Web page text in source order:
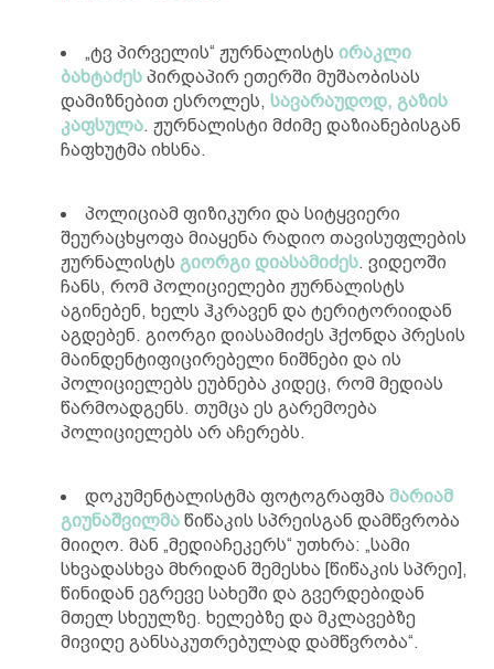
„ტვ პირველის“ ჟურნალისტს ირაკლი
ბახტაძეს პირდაპირ ეთერში მუშაობისას
დამიზნებით ესროლეს, სავარაუდოდ, გაზის
კაფსულა. ჟურნალისტი მძიმე დაზიანებისგან
ჩაფხუტმა იხსნა.
პოლიციამ ფიზიკური და სიტყვიერი
შეურაცხყოფა მიაყენა რადიო თავისუფლების
ჟურნალისტს გიორგი დიასამიძეს. ვიდეოში
ჩანს, რომ პოლიციელები ჟურნალისტს
აგინებენ, ხელს ჰკრავენ და ტერიტორიიდან
აგდებენ. გიორგი დიასამიძეს ჰქონდა პრესის
მაინდენტიფიცირებელი ნიშნები და ის
პოლიციელებს ეუბნება კიდეც, რომ მედიას
წარმოადგენს. თუმცა ეს გარემოება
პოლიციელებს არ აჩერებს.
დოკუმენტალისტმა ფოტოგრაფმა მარიამ
გიუნაშვილმა წიწაკის სპრეისგან დამწვრობა
მიიღო. მან „მედიაჩეკერს“ უთხრა: „სამი
სხვადასხვა მხრიდან შემესხა [წიწაკის სპრეი],
წინიდან ეგრევე სახეში და გვერდებიდან
მთელ სხეულზე. ხელებზე და მკლავებზე
მივიღე განსაკუთრებულად დამწვრობა“.